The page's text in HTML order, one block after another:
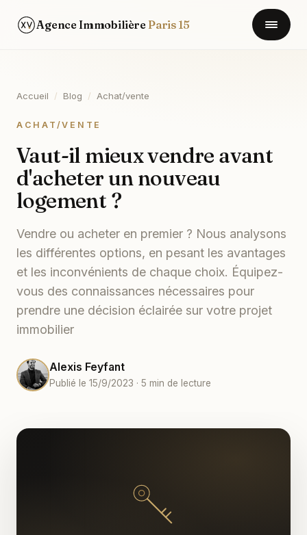
Agence Immobilière Paris 15
Accueil / Blog / Achat/vente
ACHAT/VENTE
Vaut-il mieux vendre avant
d'acheter un nouveau
logement ?
Vendre ou acheter en premier ? Nous analysons
les différentes options, en pesant les avantages
et les inconvénients de chaque choix. Équipez-
vous des connaissances nécessaires pour
prendre une décision éclairée sur votre projet
immobilier
Alexis Feyfant
Publié le 15/9/2023 · 5 min de lecture